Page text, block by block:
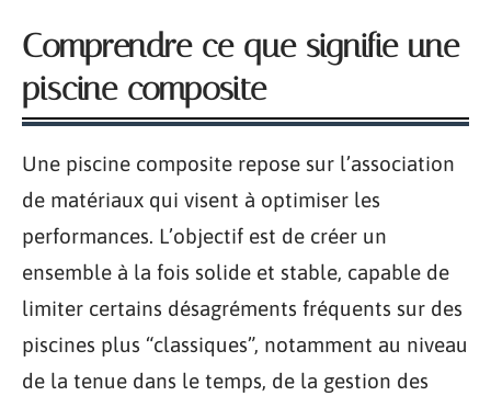
Comprendre ce que signifie une
piscine composite
Une piscine composite repose sur l’association
de matériaux qui visent à optimiser les
performances. L’objectif est de créer un
ensemble à la fois solide et stable, capable de
limiter certains désagréments fréquents sur des
piscines plus “classiques”, notamment au niveau
de la tenue dans le temps, de la gestion des